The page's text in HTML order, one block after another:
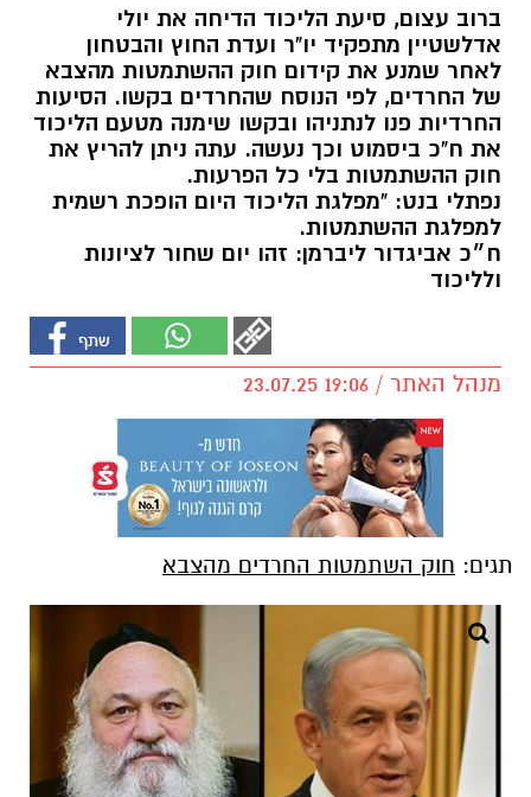
ברוב עצום, סיעת הליכוד הדיחה את יולי
אדלשטיין מתפקיד יו"ר ועדת החוץ והבטחון
לאחר שמנע את קידום חוק ההשתמטות מהצבא
של החרדים, לפי הנוסח שהחרדים בקשו. הסיעות
החרדיות פנו לנתניהו ובקשו שימנה מטעם הליכוד
את ח"כ ביסמוט וכך נעשה. עתה ניתן להריץ את
חוק ההשתמטות בלי כל הפרעות.
נפתלי בנט: "מפלגת הליכוד היום הופכת רשמית
למפלגת ההשתמטות.
ח״כ אביגדור ליברמן: זהו יום שחור לציונות
ולליכוד
מנהל האתר / 19:06 23.07.25
תגים: חוק השתמטות החרדים מהצבא